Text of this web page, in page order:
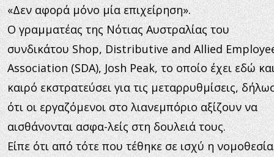
«Δεν αφορά μόνο μία επιχείρηση».
Ο γραμματέας της Νότιας Αυστραλίας του
συνδικάτου Shop, Distributive and Allied
Association (SDA), Josh Peak, το οποίο έχει εδώ
καιρό εκστρατεύσει για τις μεταρρυθμίσεις,
ότι οι εργαζόμενοι στο λιανεμπόριο αξίζουν να
αισθάνονται ασφα-λείς στη δουλειά τους.
Είπε ότι από τότε που τέθηκε σε ισχύ η